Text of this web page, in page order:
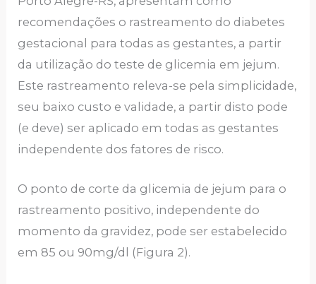
recomendações o rastreamento do diabetes
gestacional para todas as gestantes, a partir
da utilização do teste de glicemia em jejum.
Este rastreamento releva-se pela simplicidade,
seu baixo custo e validade, a partir disto pode
(e deve) ser aplicado em todas as gestantes
independente dos fatores de risco.
O ponto de corte da glicemia de jejum para o
rastreamento positivo, independente do
momento da gravidez, pode ser estabelecido
em 85 ou 90mg/dl (Figura 2).